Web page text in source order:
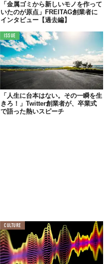
「金属ゴミから新しいモノを作って
いたのが原点」FREITAG創業者に
インタビュー【過去編】
ISSUE
「人生に台本はない。その一瞬を生
きろ！」Twitter創業者が、卒業式
で語った熱いスピーチ
CULTURE